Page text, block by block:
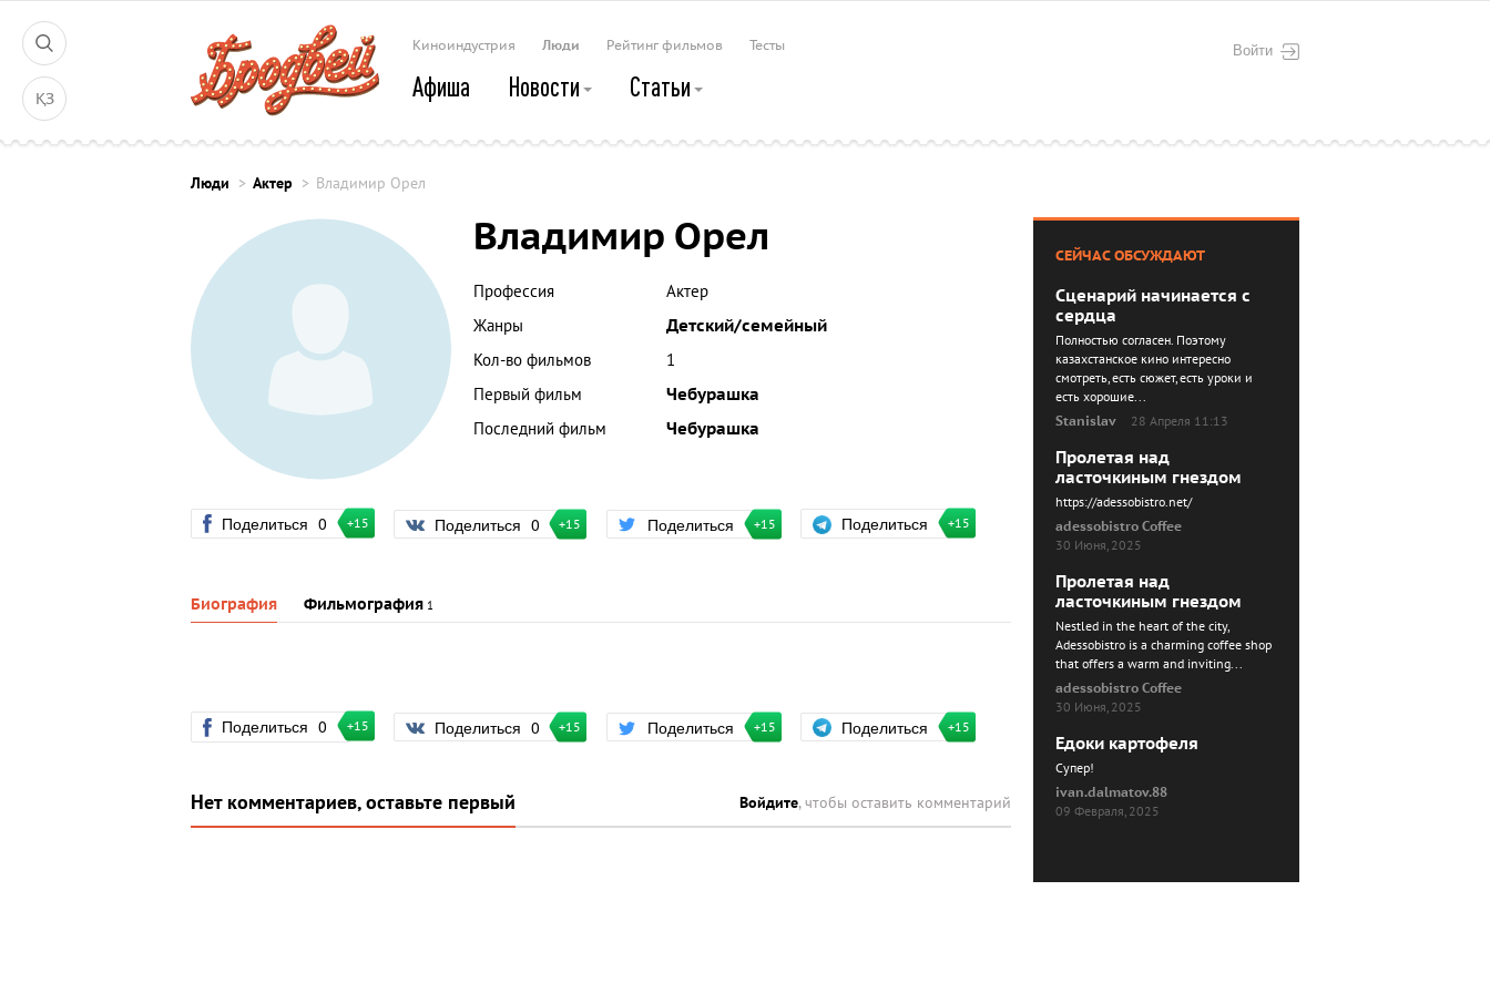
ҚЗ
Войти
Киноиндустрия Люди Рейтинг фильмов Тесты
Афиша Новости Статьи
Люди Актер Владимир Орел
Владимир Орел
Профессия
Актер
Жанры
Детский/семейный
Кол-во фильмов
1
Первый фильм
Чебурашка
Последний фильм
Чебурашка
Поделиться 0 +15 Поделиться 0 +15 Поделиться +15 Поделиться +15
Биография Фильмография 1
Поделиться 0 +15 Поделиться 0 +15 Поделиться +15 Поделиться +15
Нет комментариев, оставьте первый Войдите, чтобы оставить комментарий
СЕЙЧАС ОБСУЖДАЮТ
Сценарий начинается с
сердца
Полностью согласен. Поэтому
казахстанское кино интересно
смотреть, есть сюжет, есть уроки и
есть хорошие...
Stanislav
28 Апреля 11:13
Пролетая над
ласточкиным гнездом
https://adessobistro.net/
adessobistro Coffee
30 Июня, 2025
Пролетая над
ласточкиным гнездом
Nestled in the heart of the city,
Adessobistro is a charming coffee shop
that offers a warm and inviting...
adessobistro Coffee
30 Июня, 2025
Едоки картофеля
Cупер!
ivan.dalmatov.88
09 Февраля, 2025